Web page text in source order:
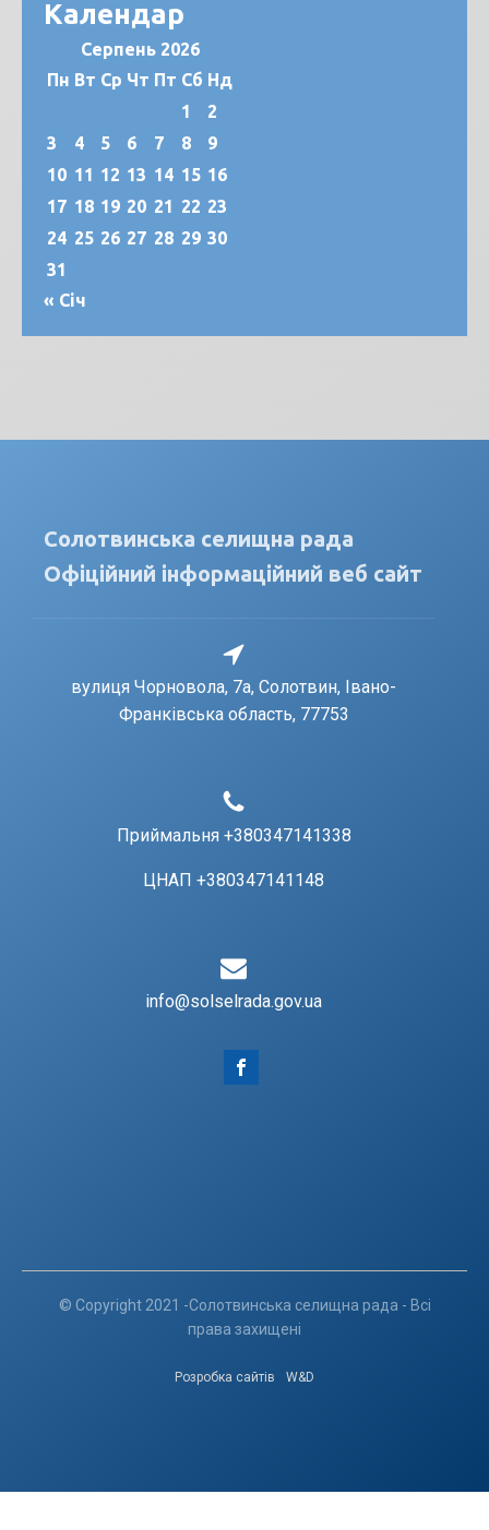
Календар
Серпень 2026
Пн Вт Ср Чт Пт Сб Нд
1
2
3
4 5 6 7 8
9
10 11 12 13 14 15 16
17 18 19 20 21 22 23
24 25 26 27 28 29 30
31
« Січ
Солотвинська селищна рада
Офіційний інформаційний веб сайт
вулиця Чорновола, 7a, Солотвин, Івано-
Франківська область, 77753
Приймальня +380347141338
ЦНАП +380347141148
info@solselrada.gov.ua
© Copyright 2021 -Солотвинська селищна рада - Всі
права захищені
Розробка сайтів W&D